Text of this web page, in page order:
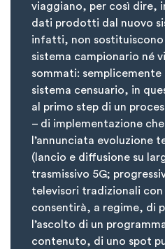
viaggiano, per così dire,
dati prodotti dal nuovo
infatti, non
sistema campionario né
sommati: semplicemente
sistema censuario, in
al primo step di un
– di implementazione
l’annunciata evoluzione
(lancio e diffusione su
trasmissivo 5G;
televisori tradizionali con
consentirà, a regime, di
l’ascolto di un
contenuto, di uno spot